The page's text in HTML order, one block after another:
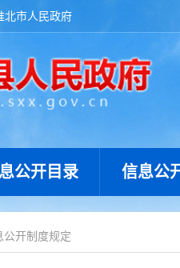
北市人民政府
公开目录 信息公
公开制度规定